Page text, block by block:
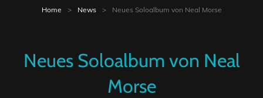
Home > News > Neues Soloalbum von Neal Morse
Neues Soloalbum von Neal
Morse